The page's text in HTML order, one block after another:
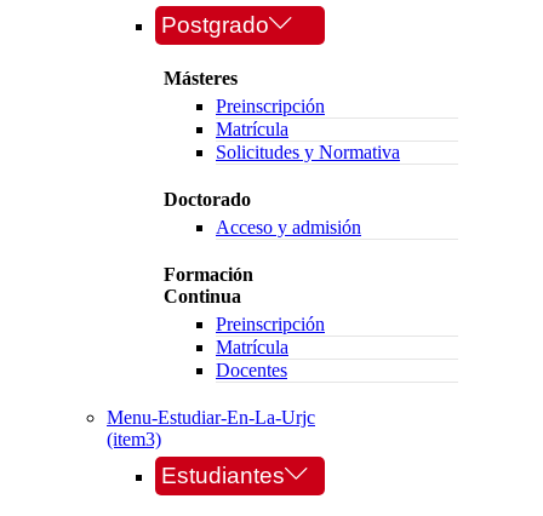
Postgrado
Másteres
Preinscripción
Matrícula
Solicitudes y Normativa
Doctorado
Acceso y admisión
Formación
Continua
Preinscripción
Matrícula
Docentes
Menu-Estudiar-En-La-Urjc
(item3)
Estudiantes